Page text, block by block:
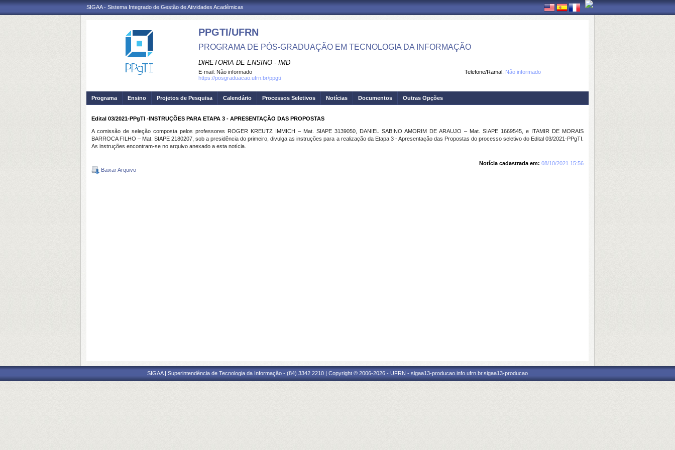
SIGAA - Sistema Integrado de Gestão de Atividades Acadêmicas
PPGTI/UFRN
PROGRAMA DE PÓS-GRADUAÇÃO EM TECNOLOGIA DA INFORMAÇÃO
DIRETORIA DE ENSINO - IMD
Telefone/Ramal: Não informado
E-mail: Não informado
https://posgraduacao.ufrn.br/ppgti
Programa Ensino Projetos de Pesquisa Calendário Processos Seletivos Notícias Documentos Outras Opções
Edital 03/2021-PPgTI -INSTRUÇÕES PARA ETAPA 3 - APRESENTAÇÃO DAS PROPOSTAS
A comissão de seleção composta pelos professores ROGER KREUTZ IMMICH – Mat. SIAPE 3139050, DANIEL SABINO AMORIM DE ARAUJO – Mat. SIAPE 1669545, e ITAMIR DE MORAIS
BARROCA FILHO – Mat. SIAPE 2180207, sob a presidência do primeiro, divulga as instruções para a realização da Etapa 3 - Apresentação das Propostas do processo seletivo do Edital 03/2021-PPgTI.
As instruções encontram-se no arquivo anexado a esta notícia.
Notícia cadastrada em: 08/10/2021 15:56
Baixar Arquivo
SIGAA | Superintendência de Tecnologia da Informação - (84) 3342 2210 | Copyright © 2006-2026 - UFRN - sigaa13-producao.info.ufrn.br.sigaa13-producao